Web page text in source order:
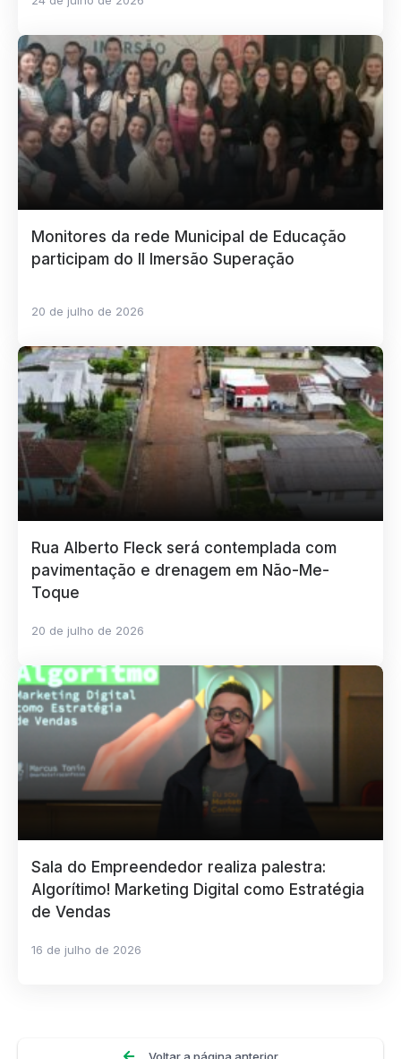
Monitores da rede Municipal de Educação
participam do II Imersão Superação
20 de julho de 2026
Rua Alberto Fleck será contemplada com
pavimentação e drenagem em Não-Me-
Toque
20 de julho de 2026
Sala do Empreendedor realiza palestra:
Algorítimo! Marketing Digital como Estratégia
de Vendas
16 de julho de 2026